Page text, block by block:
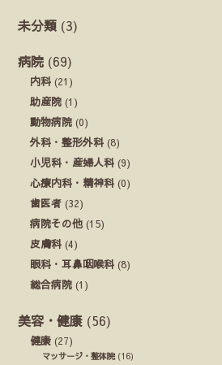
未分類 (3)
病院 (69)
内科 (21)
助産院 (1)
動物病院 (0)
外科・整形外科 (8)
小児科・産婦人科 (9)
心療内科・精神科 (0)
歯医者 (32)
病院その他 (15)
皮膚科 (4)
眼科・耳鼻咽喉科 (8)
総合病院 (1)
美容・健康 (56)
健康 (27)
マッサージ・整体院(16)